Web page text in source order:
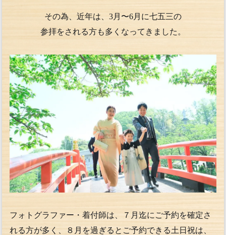
その為、近年は、3月〜6月に七五三の
参拝をされる方も多くなってきました。
フォトグラファー・着付師は、７月迄にご予約を確定さ
れる方が多く、８月を過ぎるとご予約できる土日祝は、